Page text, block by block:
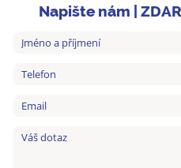
Napište nám |